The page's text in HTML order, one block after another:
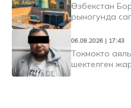
Өзбекстан
рыногунда
06.08.2026 | 17:43
Токмокто
шектелген